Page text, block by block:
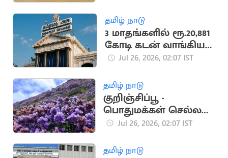
தமிழ் நாடு
3 மாதங்களில் ரூ.20,881
கோடி கடன் வாங்கிய
தவெக அரசு
Jul 26, 2026, 02:07 IST
தமிழ் நாடு
குறிஞ்சிப்பூ -
பொதுமக்கள் செல்ல
வேண்டாம் -
Jul 26, 2026, 02:07 IST
தமிழ் நாடு